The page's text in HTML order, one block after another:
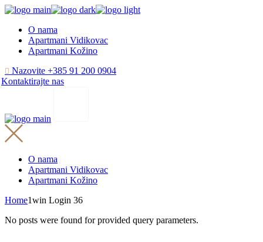
Skip
content
O nama
Apartmani Vidikovac
Apartmani Kožino
Nazovite +385 91 200 0904
Kontaktirajte nas
O nama
Apartmani Vidikovac
Apartmani Kožino
Home1win Login 36
No posts were found for provided query parameters.